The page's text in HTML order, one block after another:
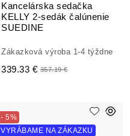
Kancelárska sedačka
KELLY 2-sedák čalúnenie
SUEDINE
Zákazková výroba 1-4 týždne
339.33 € 357.19 €
- 5%
VYRÁBAME NA ZÁKAZKU